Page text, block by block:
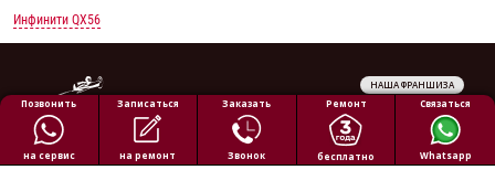
Инфинити QX56
НАША ФРАНШИЗА
Обработка персональных данных
Политика конфиденциальности
Полезная информация
Все права защищены © 2026 АВТОПИЛОТ
Позвонить
на сервис
Записаться
на ремонт
Заказать
Звонок
Ремонт
бесплатно
Связаться
Whatsapp